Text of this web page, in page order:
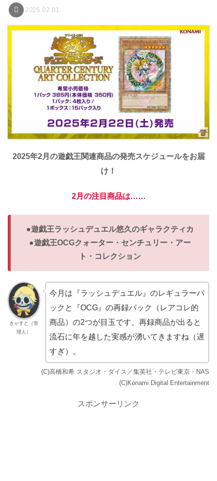
2025.02.01
2025年2月の遊戯王関連商品の発売スケジュールをお届
け！
2月の注目商品は……
●遊戯王ラッシュデュエル悠久のギャラクティカ
●遊戯王OCGクォーター・センチュリー・アー
ト・コレクション
きゃすと（管
理人）
今月は『ラッシュデュエル』のレギュラーパ
ックと『OCG』の再録パック（レアコレ的
商品）の2つが目玉です。再録商品が出ると
流石に年を越した実感が湧いてきますね（遅
すぎ）。
(C)高橋和希 スタジオ・ダイス／集英社・テレビ東京・NAS
(C)Konami Digital Entertainment
スポンサーリンク